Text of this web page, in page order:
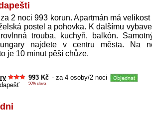
2 noci 993 korun. Apartmán má velikost
postel a pohovka. K dalšímu
trouba, kuchyň, balkón.
najdete v centru města. Na
je 10 minut pěší chůze.
993 Kč
50% sleva
- za 4 osoby/2 noci